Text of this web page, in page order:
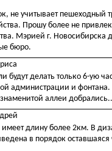
не учитывает пешеходный
Прошу более не
Мэрией г. Новосибирска
бюро.
будут делать только 6-ую
администрации и фонтана.
аллеи
длину более 2км. В
в порядок оставшаяся